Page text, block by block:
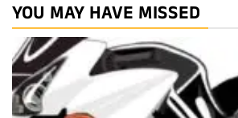
YOU MAY HAVE MISSED